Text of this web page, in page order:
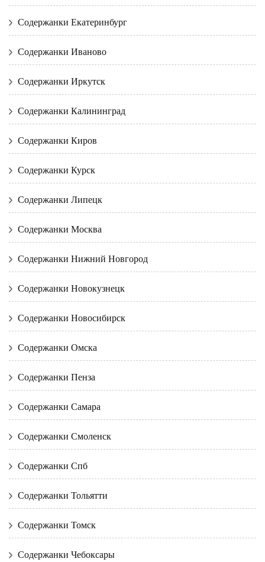
Содержанки Екатеринбург
Содержанки Иваново
Содержанки Иркутск
Содержанки Калининград
Содержанки Киров
Содержанки Курск
Содержанки Липецк
Содержанки Москва
Содержанки Нижний Новгород
Содержанки Новокузнецк
Содержанки Новосибирск
Содержанки Омска
Содержанки Пенза
Содержанки Самара
Содержанки Смоленск
Содержанки Спб
Содержанки Тольятти
Содержанки Томск
Содержанки Чебоксары